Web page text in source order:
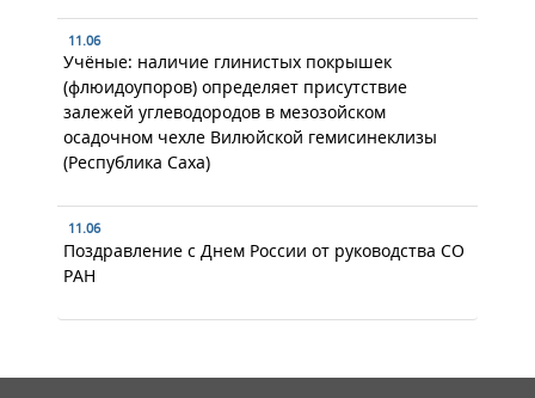
11.06
Учёные: наличие глинистых покрышек
(флюидоупоров) определяет присутствие
залежей углеводородов в мезозойском
осадочном чехле Вилюйской гемисинеклизы
(Республика Саха)
11.06
Поздравление с Днем России от руководства СО
РАН